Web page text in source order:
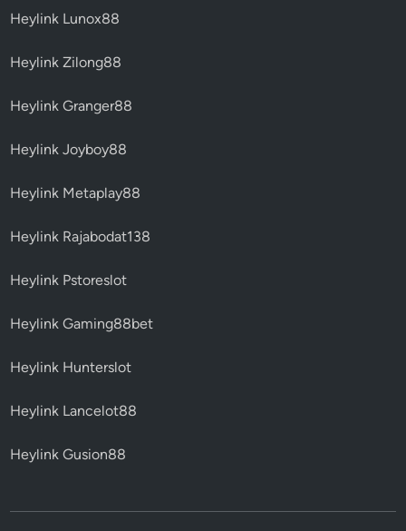
Heylink Lunox88
Heylink Zilong88
Heylink Granger88
Heylink Joyboy88
Heylink Metaplay88
Heylink Rajabodat138
Heylink Pstoreslot
Heylink Gaming88bet
Heylink Hunterslot
Heylink Lancelot88
Heylink Gusion88